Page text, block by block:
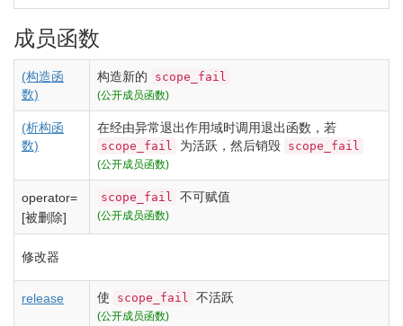
成员函数
(构造函
数)
构造新的 scope_fail
(公开成员函数)
(析构函
数)
在经由异常退出作用域时调用退出函数，若
scope_fail 为活跃，然后销毁 scope_fail
(公开成员函数)
operator=
[被删除]
scope_fail 不可赋值
(公开成员函数)
修改器
release 使 scope_fail 不活跃
(公开成员函数)